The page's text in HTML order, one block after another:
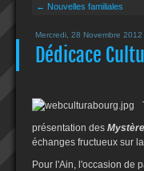
← Nouvelles familiales
Mercredi, 28 Novembre 2012
Dédicace
présentation des
échanges fructueux sur
Pour l'Ain, l'occasion de